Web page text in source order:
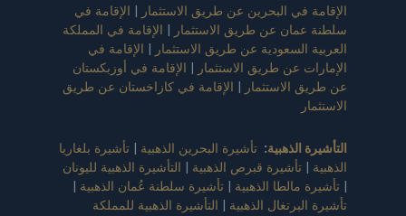
الإقامة في البحرين عن طريق الاستثمار | الإقامة في
سلطنة عمان عن طريق الاستثمار | الإقامة في المملكة
العربية السعودية عن طريق الاستثمار | الإقامة في
الإمارات عن طريق الاستثمار | الإقامة في أوزبكستان
عن طريق الاستثمار | الإقامة في كازاخستان عن طريق
الاستثمار
التأشيرة الذهبية: تأشيرة البحرين الذهبية | تأشيرة بلغاريا
الذهبية | تأشيرة قبرص الذهبية | التأشيرة الذهبية لليونان
| تأشيرة مالطا الذهبية | تأشيرة سلطنة عُمان الذهبية |
تأشيرة البرتغال الذهبية | التأشيرة الذهبية للمملكة